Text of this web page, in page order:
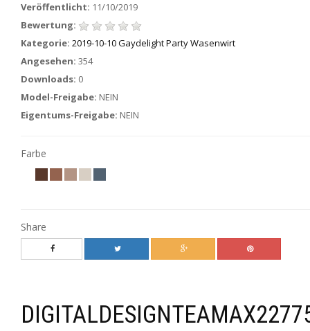
Veröffentlicht: 11/10/2019
Bewertung:
Kategorie: 2019-10-10 Gaydelight Party Wasenwirt
Angesehen: 354
Downloads: 0
Model-Freigabe: NEIN
Eigentums-Freigabe: NEIN
Farbe
Share